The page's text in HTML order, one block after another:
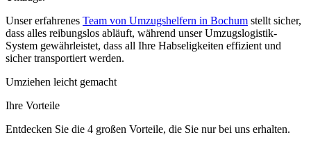
Unser erfahrenes Team von Umzugshelfern in Bochum stellt sicher,
dass alles reibungslos abläuft, während unser Umzugslogistik-
System gewährleistet, dass all Ihre Habseligkeiten effizient und
sicher transportiert werden.
Umziehen leicht gemacht
Ihre Vorteile
Entdecken Sie die 4 großen Vorteile, die Sie nur bei uns erhalten.